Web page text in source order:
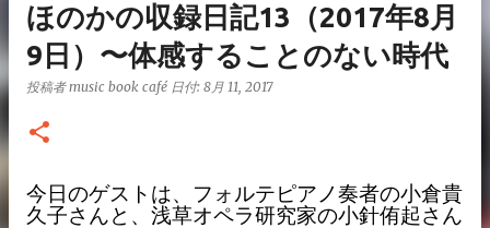
ほのかの収録日記13（2017年8月
9日）〜体感することのない時代
投稿者music book café 日付: 8月 11, 2017
今日のゲストは、フォルテピアノ奏者の小倉貴
久子さんと、浅草オペラ研究家の小針侑起さん